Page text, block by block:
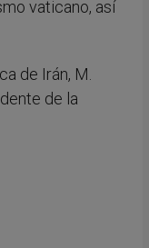
vaticano, así
de Irán, M.
de la